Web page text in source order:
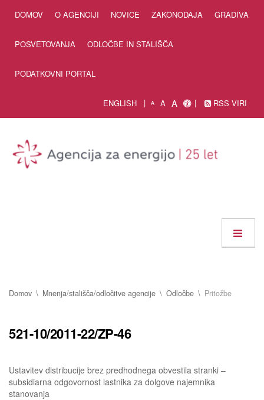
DOMOV O AGENCIJI NOVICE ZAKONODAJA GRADIVA
POSVETOVANJA ODLOČBE IN STALIŠČA
PODATKOVNI PORTAL
ENGLISH A A A RSS VIRI
Domov Mnenja/stališča/odločitve agencije Odločbe Pritožbe
521-10/2011-22/ZP-46
Ustavitev distribucije brez predhodnega obvestila stranki –
subsidiarna odgovornost lastnika za dolgove najemnika
stanovanja